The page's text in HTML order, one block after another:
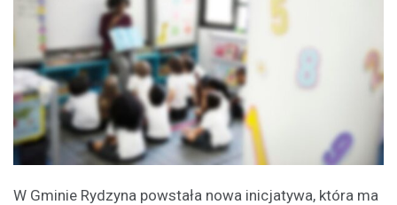
W Gminie Rydzyna powstała nowa inicjatywa, która ma